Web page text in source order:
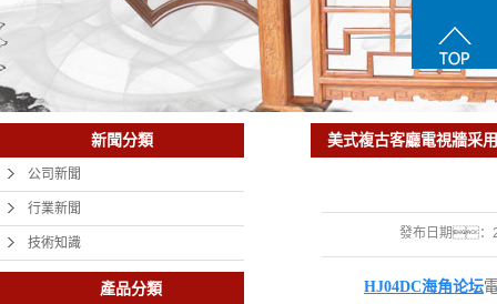
新聞分類
公司新聞
行業新聞
技術知識
產品分類
美式複古客廳電視牆采
發布日期：
HJ04DC海角论坛